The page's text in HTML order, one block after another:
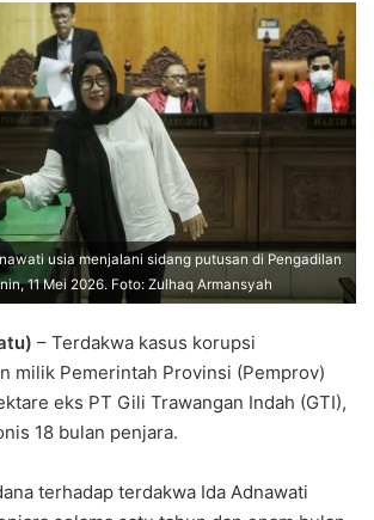
usia menjalani sidang putusan di Pengadilan
11 Mei 2026. Foto: Zulhaq Armansyah
– Terdakwa kasus korupsi
milik Pemerintah Provinsi (Pemprov)
eks PT Gili Trawangan Indah (GTI),
18 bulan penjara.
terhadap terdakwa Ida Adnawati